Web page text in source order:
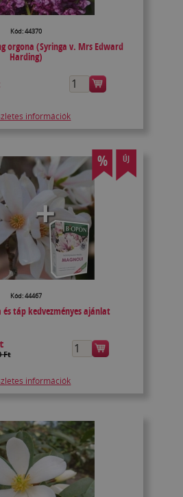
Kód: 44370
orgona (Syringa v. Mrs Edward
Harding)
információk
% ÚJ
Kód: 44467
és táp kedvezményes ajánlat
Ft
információk